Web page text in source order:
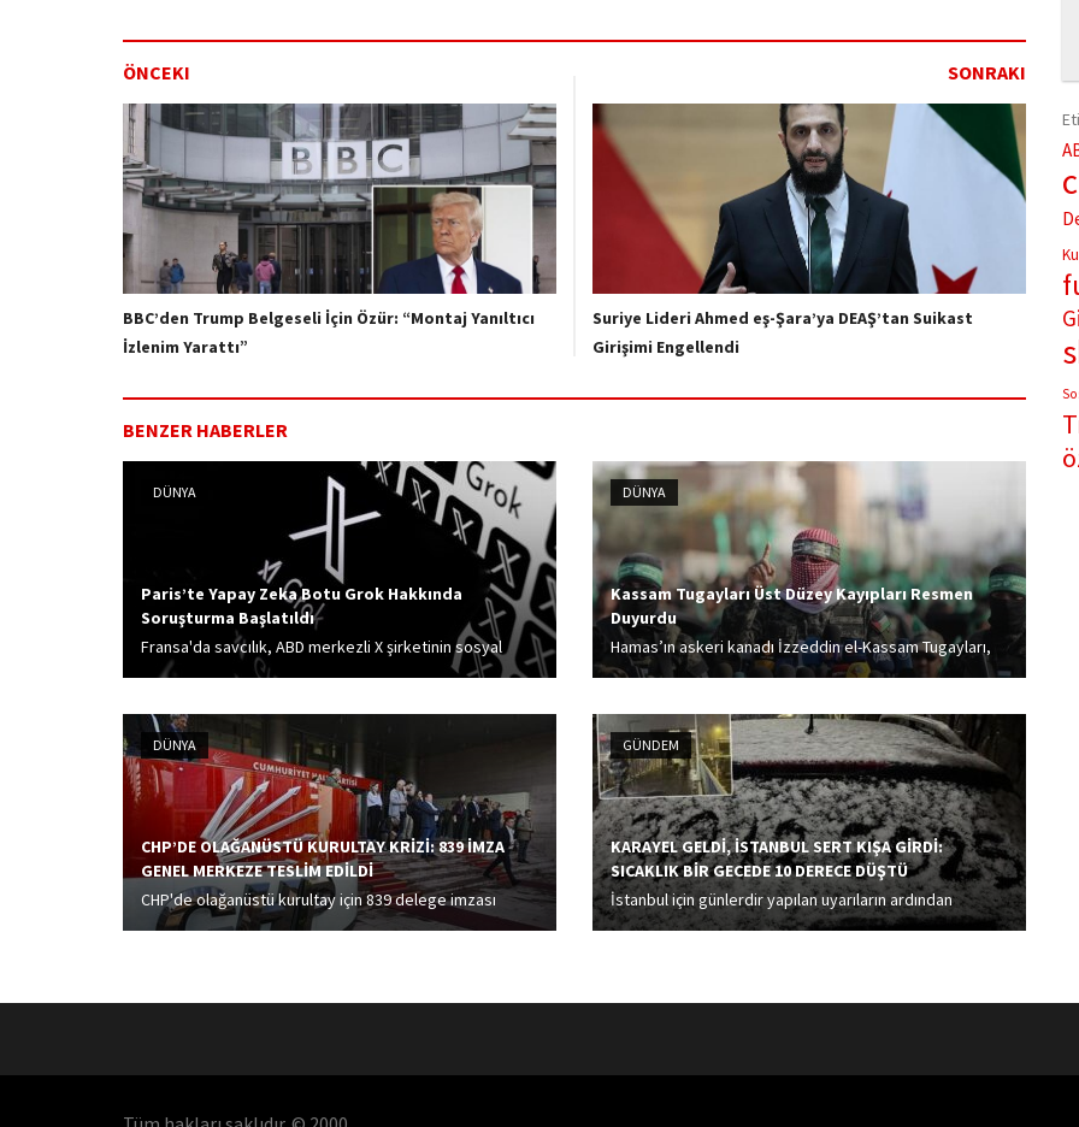
ÖNCEKI SONRAKI
BBC’den Trump Belgeseli İçin Özür: “Montaj Yanıltıcı
İzlenim Yarattı”
Suriye Lideri Ahmed eş-Şara’ya DEAŞ’tan Suikast
Girişimi Engellendi
BENZER HABERLER
DÜNYA
Paris’te Yapay Zeka Botu Grok Hakkında
Soruşturma Başlatıldı
Fransa'da savcılık, ABD merkezli X şirketinin sosyal
medya platformuna yönelik soruşturmaya, Yahudi
sohbet botu Grok'un da dahil edildiğini açıkladı.
DÜNYA
Kassam Tugayları Üst Düzey Kayıpları Resmen
Duyurdu
Hamas’ın askeri kanadı İzzeddin el-Kassam Tugayları,
30 Ocak 2024’te hayatını kaybeden Başkomutan
Muhammed Sinvar ile askeri sözcü Ebu Ubeyde’nin
İsrail saldırılarında hayatını kaybettiğini resmen açıkladı.
DÜNYA
CHP’DE OLAĞANÜSTÜ KURULTAY KRİZİ: 839 İMZA
GENEL MERKEZE TESLİM EDİLDİ
CHP'de olağanüstü kurultay için 839 delege imzası
toplandı. CHP delegelerinin imzası teslim edildi.
GÜNDEM
KARAYEL GELDİ, İSTANBUL SERT KIŞA GİRDİ:
SICAKLIK BİR GECEDE 10 DERECE DÜŞTÜ
İstanbul için günlerdir yapılan uyarıların ardından
beklenen kar yağışı başladı. İstanbul Valisi Davut Gül,